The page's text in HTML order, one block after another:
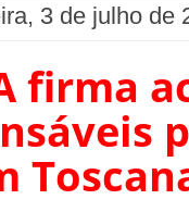
3 de julho de
firma